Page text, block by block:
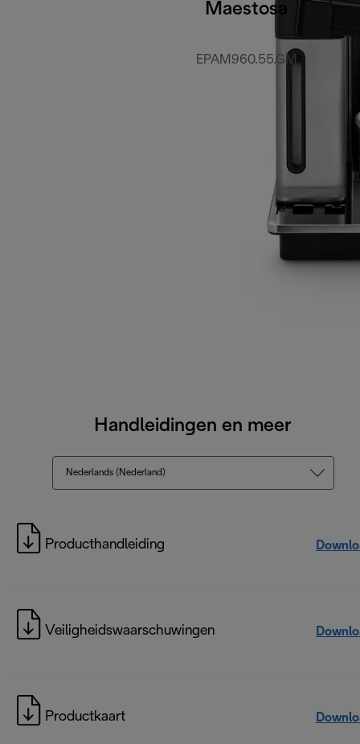
Maestosa
EPAM960.55.GM
Handleidingen en meer
Nederlands (Nederland)
Producthandleiding
Veiligheidswaarschuwingen
Productkaart